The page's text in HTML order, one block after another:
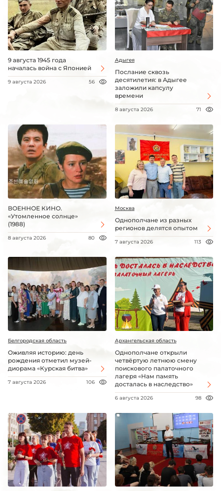
9 августа 1945 года
началась война с Японией
9 августа 2026 56
Адыгея
Послание сквозь
десятилетия: в Адыгее
заложили капсулу
времени
8 августа 2026 71
ВОЕННОЕ КИНО.
«Утомленное солнце»
(1988)
8 августа 2026 80
Москва
Однополчане из разных
регионов делятся опытом
7 августа 2026 113
Белгородская область
Оживляя историю: день
рождения отметил музей-
диорама «Курская битва»
7 августа 2026 106
Архангельская область
Однополчане открыли
четвёртую летнюю смену
поискового палаточного
лагеря «Нам память
досталась в наследство»
6 августа 2026 98